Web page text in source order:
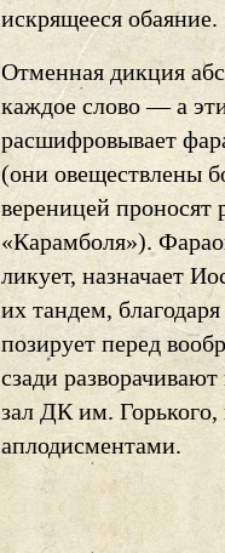
искрящееся обаяние.
Отменная дикция
каждое слово — а
расшифровывает
(они овеществлены
вереницей проносят
«Карамболя»).
ликует, назначает
их тандем,
позирует перед
сзади
зал ДК им.
аплодисментами.